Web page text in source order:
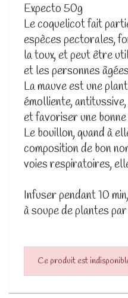
Expecto 50g
Le coquelicot fait
espèces pectorales,
la toux, et peut être
et les personnes
La mauve est une
émolliente,
et favoriser une
Le bouillon, quand à
composition de bon
voies respiratoires,
Infuser pendant 10
à soupe de plantes
Ce produit est